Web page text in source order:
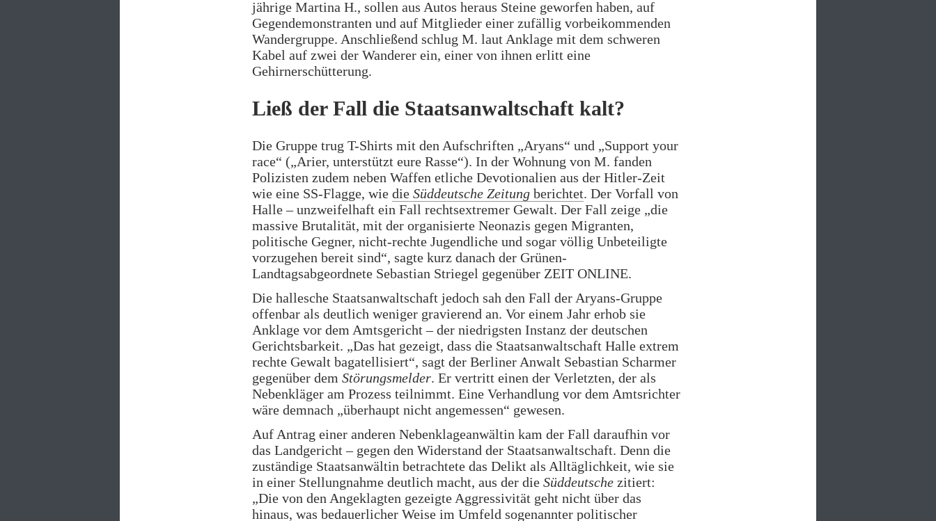
jährige Martina H., sollen aus Autos heraus Steine geworfen haben, auf
Gegendemonstranten und auf Mitglieder einer zufällig vorbeikommenden
Wandergruppe. Anschließend schlug M. laut Anklage mit dem schweren
Kabel auf zwei der Wanderer ein, einer von ihnen erlitt eine
Gehirnerschütterung.
Ließ der Fall die Staatsanwaltschaft kalt?
Die Gruppe trug T-Shirts mit den Aufschriften „Aryans“ und „Support your
race“ („Arier, unterstützt eure Rasse“). In der Wohnung von M. fanden
Polizisten zudem neben Waffen etliche Devotionalien aus der Hitler-Zeit
wie eine SS-Flagge, wie die Süddeutsche Zeitung berichtet. Der Vorfall von
Halle – unzweifelhaft ein Fall rechtsextremer Gewalt. Der Fall zeige „die
massive Brutalität, mit der organisierte Neonazis gegen Migranten,
politische Gegner, nicht-rechte Jugendliche und sogar völlig Unbeteiligte
vorzugehen bereit sind“, sagte kurz danach der Grünen-
Landtagsabgeordnete Sebastian Striegel gegenüber ZEIT ONLINE.
Die hallesche Staatsanwaltschaft jedoch sah den Fall der Aryans-Gruppe
offenbar als deutlich weniger gravierend an. Vor einem Jahr erhob sie
Anklage vor dem Amtsgericht – der niedrigsten Instanz der deutschen
Gerichtsbarkeit. „Das hat gezeigt, dass die Staatsanwaltschaft Halle extrem
rechte Gewalt bagatellisiert“, sagt der Berliner Anwalt Sebastian Scharmer
gegenüber dem Störungsmelder. Er vertritt einen der Verletzten, der als
Nebenkläger am Prozess teilnimmt. Eine Verhandlung vor dem Amtsrichter
wäre demnach „überhaupt nicht angemessen“ gewesen.
Auf Antrag einer anderen Nebenklageanwältin kam der Fall daraufhin vor
das Landgericht – gegen den Widerstand der Staatsanwaltschaft. Denn die
zuständige Staatsanwältin betrachtete das Delikt als Alltäglichkeit, wie sie
in einer Stellungnahme deutlich macht, aus der die Süddeutsche zitiert:
„Die von den Angeklagten gezeigte Aggressivität geht nicht über das
hinaus, was bedauerlicher Weise im Umfeld sogenannter politischer